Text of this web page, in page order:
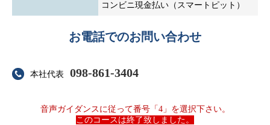
コンビニ現金払い（スマートピット）
お電話でのお問い合わせ
本社代表 098-861-3404
音声ガイダンスに従って番号「4」を選択下さい。
このコースは終了致しました。